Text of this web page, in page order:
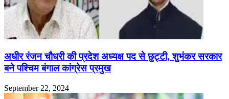
अधीर रंजन चौधरी की प्रदेश अध्यक्ष पद से छुट्टी, शुभंकर सरकार
बने पश्चिम बंगाल कांग्रेस प्रमुख
September 22, 2024